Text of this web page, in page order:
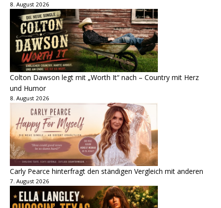
8. August 2026
Colton Dawson legt mit „Worth It“ nach – Country mit Herz
und Humor
8. August 2026
Carly Pearce hinterfragt den ständigen Vergleich mit anderen
7. August 2026